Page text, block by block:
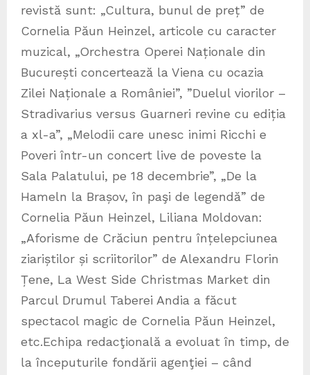
revistă sunt: „Cultura, bunul de preț” de
Cornelia Păun Heinzel, articole cu caracter
muzical, „Orchestra Operei Naționale din
București concertează la Viena cu ocazia
Zilei Naționale a României”, ”Duelul viorilor –
Stradivarius versus Guarneri revine cu ediția
a xl-a”, „Melodii care unesc inimi Ricchi e
Poveri într-un concert live de poveste la
Sala Palatului, pe 18 decembrie”, „De la
Hameln la Brașov, în paşi de legendă” de
Cornelia Păun Heinzel, Liliana Moldovan:
„Aforisme de Crăciun pentru înțelepciunea
ziariștilor și scriitorilor” de Alexandru Florin
Țene, La West Side Christmas Market din
Parcul Drumul Taberei Andia a făcut
spectacol magic de Cornelia Păun Heinzel,
etc.Echipa redacţională a evoluat în timp, de
la începuturile fondării agenţiei – când